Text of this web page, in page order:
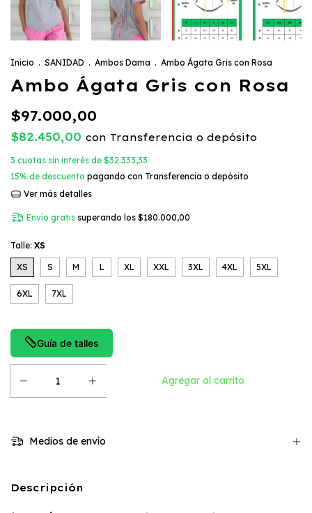
Inicio . SANIDAD . Ambos Dama . Ambo Ágata Gris con Rosa
Ambo Ágata Gris con Rosa
$97.000,00
$82.450,00 con Transferencia o depósito
3 cuotas sin interés de $32.333,33
15% de descuento pagando con Transferencia o depósito
Ver más detalles
Envío gratis superando los $180.000,00
Talle: XS
XS S M L XL XXL 3XL 4XL 5XL
6XL 7XL
Guía de talles
Medios de envío
Descripción